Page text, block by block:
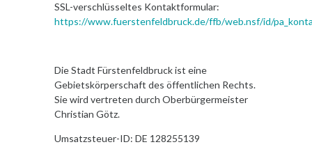
SSL-verschlüsseltes Kontaktformular:
https://www.fuerstenfeldbruck.de/ffb/web.nsf/id/
Die Stadt Fürstenfeldbruck ist eine
Gebietskörperschaft des öffentlichen Rechts.
Sie wird vertreten durch Oberbürgermeister
Christian Götz.
Umsatzsteuer-ID: DE 128255139